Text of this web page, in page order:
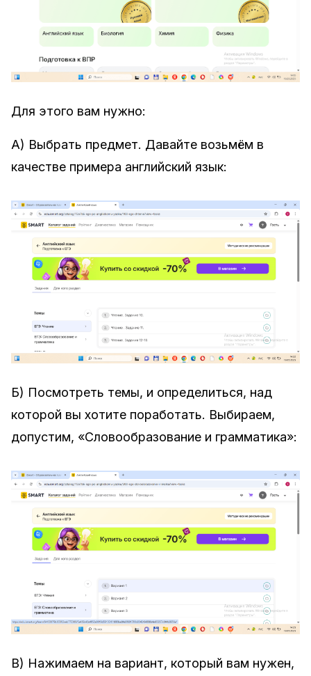
Для этого вам нужно:
А) Выбрать предмет. Давайте возьмём в
качестве примера английский язык:
Б) Посмотреть темы, и определиться, над
которой вы хотите поработать. Выбираем,
допустим, «Словообразование и грамматика»:
В) Нажимаем на вариант, который вам нужен,